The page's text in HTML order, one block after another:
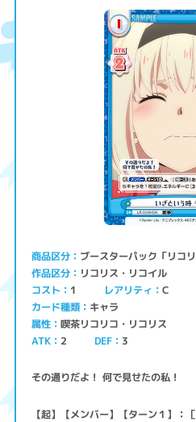
商品区分 ブースターパック「リコ
作品区分 リコリス・リコイル
コスト 1 レアリティ C
カード種類 キャラ
属性 喫茶リコリコ・リコリス
ATK 2 DEF 3
その通りだよ！ 何で見せたの私！
【起】【メンバー】【ターン１】